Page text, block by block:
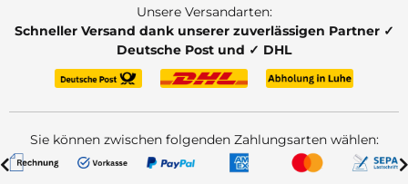
Unsere Versandarten:
Schneller Versand dank unserer zuverlässigen Partner ✓
Deutsche Post und ✓ DHL
Sie können zwischen folgenden Zahlungsarten wählen: